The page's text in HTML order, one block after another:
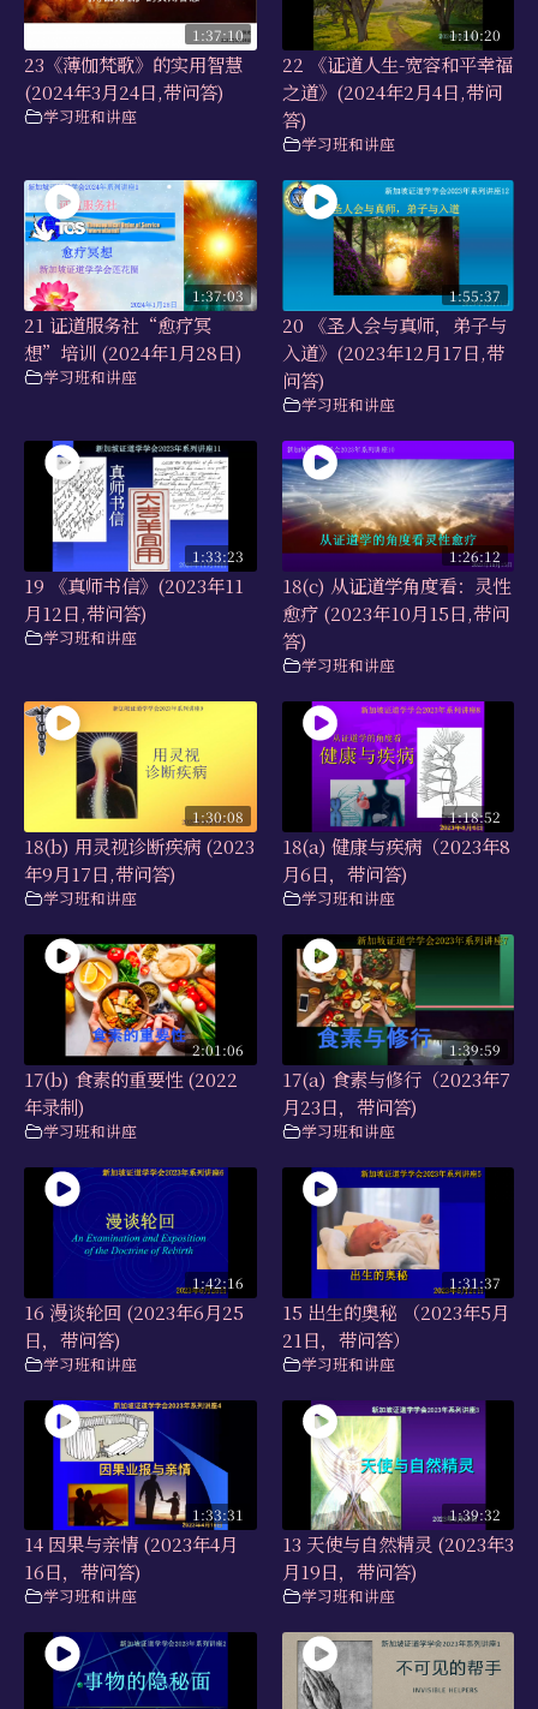
1:37:10
23《薄伽梵歌》的实用智慧
(2024年3月24日,带问答)
学习班和讲座
1:10:20
22 《证道人生-宽容和平幸福
之道》(2024年2月4日,带问
答)
学习班和讲座
1:37:03
21 证道服务社“愈疗冥
想”培训 (2024年1月28日)
学习班和讲座
1:55:37
20 《圣人会与真师，弟子与
入道》(2023年12月17日,带
问答)
学习班和讲座
1:33:23
19 《真师书信》(2023年11
月12日,带问答)
学习班和讲座
1:26:12
18(c) 从证道学角度看：灵性
愈疗 (2023年10月15日,带问
答)
学习班和讲座
1:30:08
18(b) 用灵视诊断疾病 (2023
年9月17日,带问答)
学习班和讲座
1:18:52
18(a) 健康与疾病（2023年8
月6日，带问答)
学习班和讲座
2:01:06
17(b) 食素的重要性 (2022
年录制)
学习班和讲座
1:39:59
17(a) 食素与修行（2023年7
月23日，带问答)
学习班和讲座
1:42:16
16 漫谈轮回 (2023年6月25
日，带问答)
学习班和讲座
1:31:37
15 出生的奥秘 （2023年5月
21日，带问答）
学习班和讲座
1:33:31
14 因果与亲情 (2023年4月
16日，带问答)
学习班和讲座
1:39:32
13 天使与自然精灵 (2023年3
月19日，带问答)
学习班和讲座